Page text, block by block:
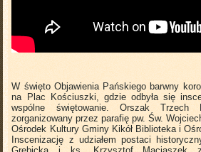
W święto Objawienia Pańskiego barwny
na Plac Kościuszki, gdzie odbyła się
wspólne świętowanie. Orszak
zorganizowany przez parafię pw. Św.
Ośrodek Kultury Gminy Kikół Biblioteka i
Inscenizację z udziałem postaci